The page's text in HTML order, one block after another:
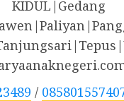
KIDUL|Gedang
/